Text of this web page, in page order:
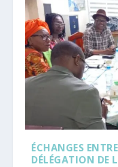
ÉCHANGES
DÉLÉGATION DE